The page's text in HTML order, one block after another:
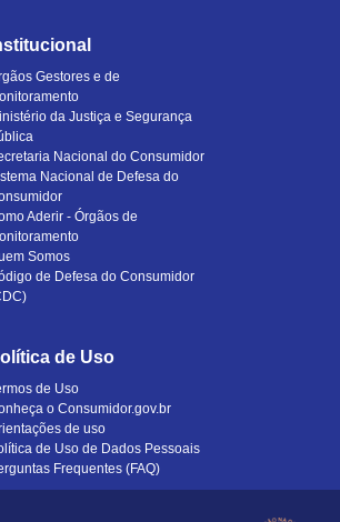
Gestores e de
da Justiça e Segurança
Nacional do Consumidor
Nacional de Defesa do
Aderir - Órgãos de
Somos
de Defesa do Consumidor
de Uso
de Uso
o Consumidor.gov.br
de uso
de Uso de Dados Pessoais
Frequentes (FAQ)